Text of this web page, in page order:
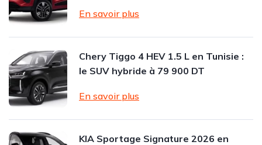
En savoir plus
Chery Tiggo 4 HEV 1.5 L en Tunisie :
le SUV hybride à 79 900 DT
En savoir plus
KIA Sportage Signature 2026 en